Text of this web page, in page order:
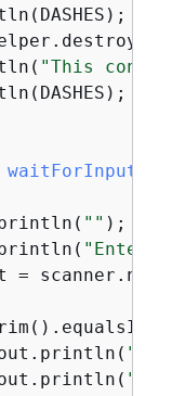
"This
"" );
"Enter
=
""